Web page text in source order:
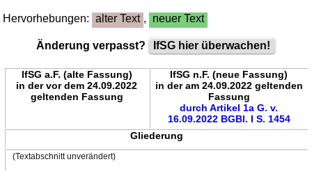
Hervorhebungen: alter Text , neuer Text
Änderung verpasst? IfSG hier überwachen!
IfSG a.F. (alte Fassung)
in der vor dem 24.09.2022
geltenden Fassung
IfSG n.F. (neue Fassung)
in der am 24.09.2022 geltenden
Fassung
durch Artikel 1a G. v.
16.09.2022 BGBl. I S. 1454
Gliederung
(Textabschnitt unverändert)